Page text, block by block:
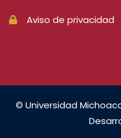
Aviso de privacidad
© Universidad